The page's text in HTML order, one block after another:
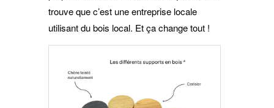
trouve que c’est une entreprise locale
utilisant du bois local. Et ça change tout !